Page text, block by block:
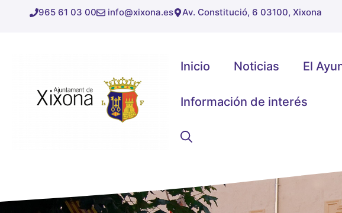
965 61 03 00 info@xixona.es Av. Constitució, 6 03100, Xixona
Inicio Noticias El
Información de interés